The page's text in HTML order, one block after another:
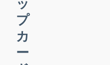
ッ
プ
カ
ー